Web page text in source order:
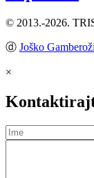
© 2013.-2026.
ⓓ Joško
×